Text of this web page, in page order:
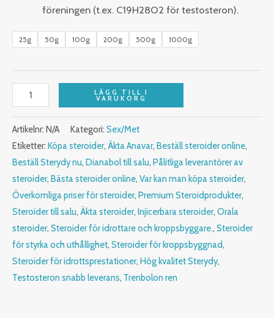
föreningen (t.ex. C19H28O2 för testosteron).
25g 50g 100g 200g 500g 1000g
LÄGG TILL I
VARUKORG
Artikelnr: N/A Kategori: Sex/Met
Etiketter: Köpa steroider, Äkta Anavar, Beställ steroider online,
Beställ Sterydy nu, Dianabol till salu, Pålitliga leverantörer av
steroider, Bästa steroider online, Var kan man köpa steroider,
Överkomliga priser för steroider, Premium Steroidprodukter,
Steroider till salu, Äkta steroider, Injicerbara steroider, Orala
steroider, Steroider för idrottare och kroppsbyggare., Steroider
för styrka och uthållighet, Steroider för kroppsbyggnad,
Steroider för idrottsprestationer, Hög kvalitet Sterydy,
Testosteron snabb leverans, Trenbolon ren